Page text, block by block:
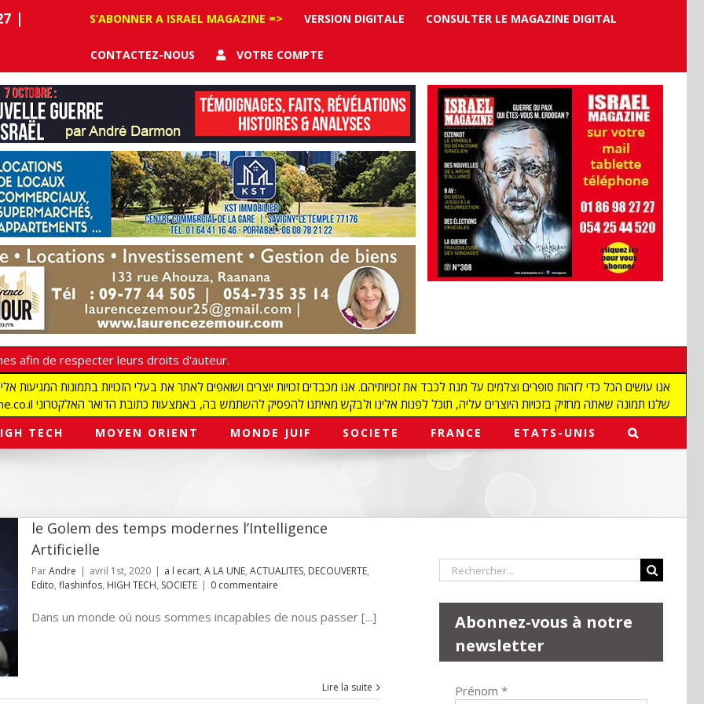
|
S’ABONNER A ISRAEL MAGAZINE => VERSION DIGITALE CONSULTER LE MAGAZINE DIGITAL
CONTACTEZ-NOUS VOTRE COMPTE
afin de respecter leurs droits d'auteur.
redaction@israelmagazine.co.il שלנו תמונה שאתה מחזיק בזכויות היוצרים עליה, תוכל לפנות אלינו ולבקש מאיתנו להפסיק להשתמש בה, באמצעות כתובת הדואר האלקטרוני
TECH MOYEN ORIENT MONDE JUIF SOCIETE FRANCE ETATS-UNIS
le Golem des temps modernes l’Intelligence
Artificielle
ParAndre | avril 1st, 2020 | a l ecart, A LA UNE, ACTUALITES, DECOUVERTE,
Edito, flashinfos, HIGH TECH, SOCIETE | 0 commentaire
Dans un monde où nous sommes incapables de nous passer [...]
Lire la suite
Rechercher:
Abonnez-vous à notre
newsletter
Prénom *